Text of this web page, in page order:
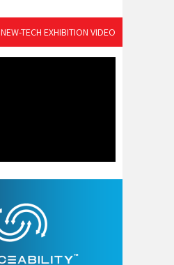
NEW-TECH EXHIBITION VIDEO